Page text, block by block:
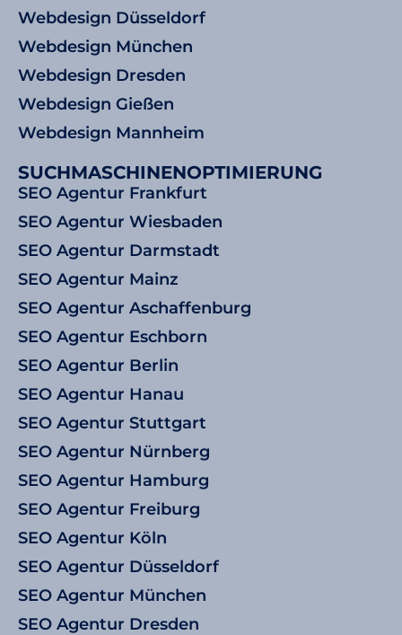
Webdesign Düsseldorf
Webdesign München
Webdesign Dresden
Webdesign Gießen
Webdesign Mannheim
SUCHMASCHINENOPTIMIERUNG
SEO Agentur Frankfurt
SEO Agentur Wiesbaden
SEO Agentur Darmstadt
SEO Agentur Mainz
SEO Agentur Aschaffenburg
SEO Agentur Eschborn
SEO Agentur Berlin
SEO Agentur Hanau
SEO Agentur Stuttgart
SEO Agentur Nürnberg
SEO Agentur Hamburg
SEO Agentur Freiburg
SEO Agentur Köln
SEO Agentur Düsseldorf
SEO Agentur München
SEO Agentur Dresden